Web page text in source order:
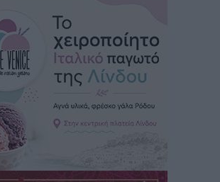
του Μαξίμου χτυπά τέλη Μαΐου του
πριν 2 ώρες
Αιγαίου: «Δεν ζητάμε ασυλία – ζητάμε
της αυτοδιοίκησης»
πριν 2 ώρες
της απευθείας διαπραγμάτευσης ο